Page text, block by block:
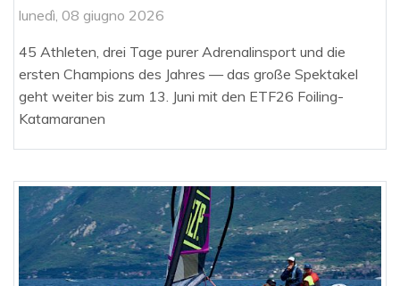
lunedì, 08 giugno 2026
45 Athleten, drei Tage purer Adrenalinsport und die
ersten Champions des Jahres — das große Spektakel
geht weiter bis zum 13. Juni mit den ETF26 Foiling-
Katamaranen